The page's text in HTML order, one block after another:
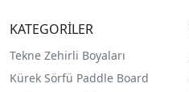
KATEGORİLER
Tekne Zehirli Boyaları
Kürek Sörfü Paddle Board